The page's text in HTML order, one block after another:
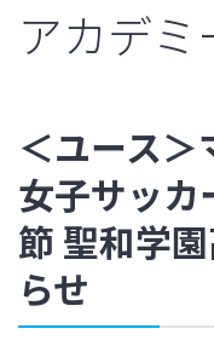
アカデミ
＜ユース
女子サッカ
節 聖和学
らせ